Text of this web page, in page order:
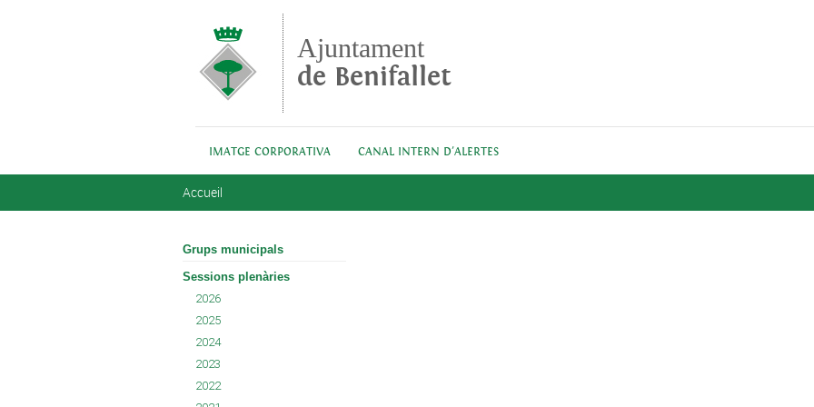
Ajuntament
de Benifallet
IMATGE CORPORATIVA CANAL INTERN D'ALERTES
Accueil
Grups municipals
Sessions plenàries
2026
2025
2024
2023
2022